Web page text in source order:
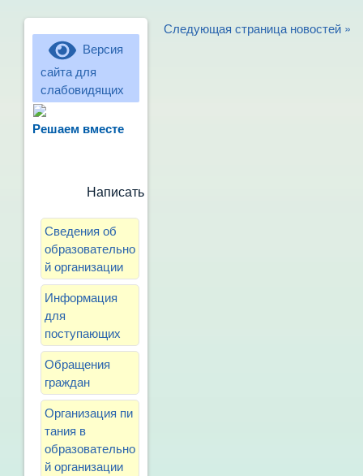
Следующая страница новостей »
Версия
сайта для
слабовидящих
Решаем вместе
Хотите рассказать о воспитателях?
Написать сообщение
Сведения об
образовательно
й организации
Информация
для
поступающих
Обращения
граждан
Организация пи
тания в
образовательно
й организации